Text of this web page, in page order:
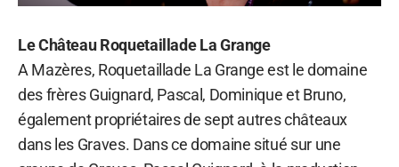
Le Château Roquetaillade La Grange
A Mazères, Roquetaillade La Grange est le domaine
des frères Guignard, Pascal, Dominique et Bruno,
également propriétaires de sept autres châteaux
dans les Graves. Dans ce domaine situé sur une